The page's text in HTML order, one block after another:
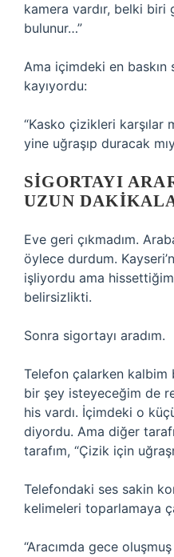
kamera vardır, belki biri
bulunur…”
Ama içimdeki en
kayıyordu:
“Kasko çizikleri karşılar
yine uğraşıp duracak
SIGORTAYI
UZUN
Eve geri çıkmadım.
öylece durdum.
işliyordu ama
belirsizlikti.
Sonra sigortayı aradım.
Telefon çalarken kalbim
bir şey isteyeceğim de
his vardı. İçimdeki o
diyordu. Ama diğer
tarafım, “Çizik için
Telefondaki ses sakin
kelimeleri toparlamaya
“Aracımda gece